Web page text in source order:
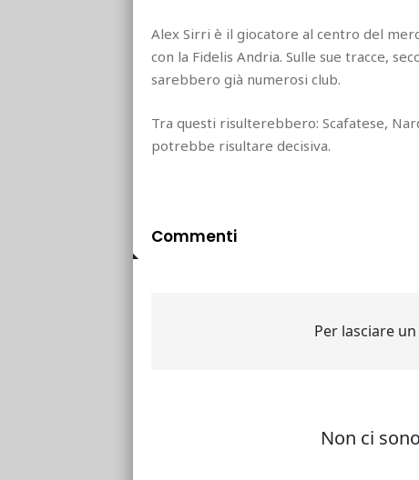
Alex Sirri è il giocatore al centro del
con la Fidelis Andria. Sulle sue tracce,
sarebbero già numerosi club.
Tra questi risulterebbero: Scafatese,
potrebbe risultare decisiva.
Commenti